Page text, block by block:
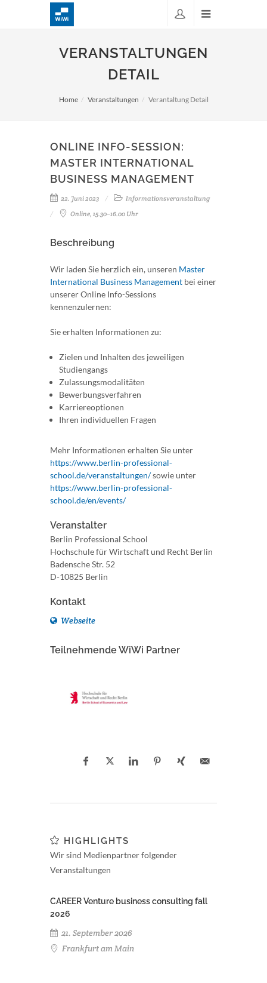
VERANSTALTUNGEN
DETAIL
Home Veranstaltungen Verantaltung Detail
ONLINE INFO-SESSION:
MASTER INTERNATIONAL
BUSINESS MANAGEMENT
22. Juni 2023
Informationsveranstaltung
Online, 15.30–16.00 Uhr
Beschreibung
Wir laden Sie herzlich ein, unseren Master
International Business Management bei einer
unserer Online Info-Sessions
kennenzulernen:
Sie erhalten Informationen zu:
Zielen und Inhalten des jeweiligen
Studiengangs
Zulassungsmodalitäten
Bewerbungsverfahren
Karriereoptionen
Ihren individuellen Fragen
Mehr Informationen erhalten Sie unter
https://www.berlin-professional-
school.de/veranstaltungen/sowie unter
https://www.berlin-professional-
school.de/en/events/
Veranstalter
Berlin Professional School
Hochschule für Wirtschaft und Recht Berlin
Badensche Str. 52
D-10825 Berlin
Kontakt
Webseite
Teilnehmende WiWi Partner
HIGHLIGHTS
Wir sind Medienpartner folgender
Veranstaltungen
CAREER Venture business consulting fall
2026
21. September 2026
Frankfurt am Main